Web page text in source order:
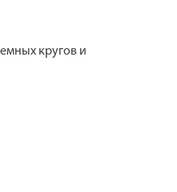
кругов и